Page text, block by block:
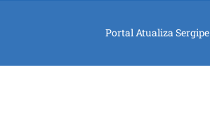
Portal Atualiza Sergipe